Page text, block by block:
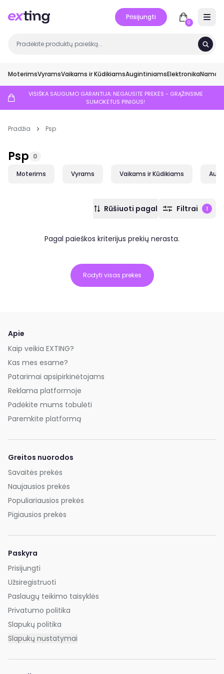
Prisijungti
0
MoterimsVyramsVaikams ir KūdikiamsAugintiniamsElektronikaNamai
VISIŠKA SAUGUMO GARANTIJA: NEGAUSITE PREKĖS - GRĄŽINSIME
SUMOKĖTUS PINIGUS!
Pradžia Psp
Psp 0
Moterims Vyrams Vaikams ir Kūdikiams
Rūšiuoti pagal Filtrai 1
Pagal paieškos kriterijus prekių nerasta.
Rodyti visas prekes
Apie
Kaip veikia EXTING?
Kas mes esame?
Patarimai apsipirkinėtojams
Reklama platformoje
Padėkite mums tobulėti
Paremkite platformą
Greitos nuorodos
Savaitės prekės
Naujausios prekės
Populiariausios prekės
Pigiausios prekės
Paskyra
Prisijungti
Užsiregistruoti
Paslaugų teikimo taisyklės
Privatumo politika
Slapukų politika
Slapukų nustatymai